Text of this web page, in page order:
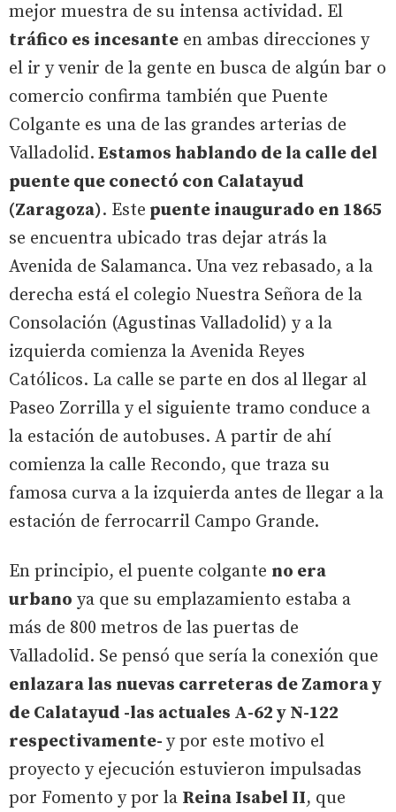
mejor muestra de su intensa actividad. El
tráfico es incesante en ambas direcciones y
el ir y venir de la gente en busca de algún bar o
comercio confirma también que Puente
Colgante es una de las grandes arterias de
Valladolid. Estamos hablando de la calle del
puente que conectó con Calatayud
(Zaragoza). Este puente inaugurado en 1865
se encuentra ubicado tras dejar atrás la
Avenida de Salamanca. Una vez rebasado, a la
derecha está el colegio Nuestra Señora de la
Consolación (Agustinas Valladolid) y a la
izquierda comienza la Avenida Reyes
Católicos. La calle se parte en dos al llegar al
Paseo Zorrilla y el siguiente tramo conduce a
la estación de autobuses. A partir de ahí
comienza la calle Recondo, que traza su
famosa curva a la izquierda antes de llegar a la
estación de ferrocarril Campo Grande.
En principio, el puente colgante no era
urbano ya que su emplazamiento estaba a
más de 800 metros de las puertas de
Valladolid. Se pensó que sería la conexión que
enlazara las nuevas carreteras de Zamora y
de Calatayud -las actuales A-62 y N-122
respectivamente- y por este motivo el
proyecto y ejecución estuvieron impulsadas
por Fomento y por la Reina Isabel II, que